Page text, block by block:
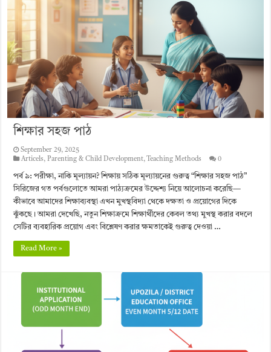
শিক্ষার সহজ পাঠ
September 29, 2025
Articels,Parenting & Child Development, Teaching Methods 0
পর্ব ৯: পরীক্ষা, নাকি মূল্যায়ন? শিক্ষায় সঠিক মূল্যায়নের গুরুত্ব “শিক্ষার সহজ পাঠ”
সিরিজের গত পর্বগুলোতে আমরা পাঠ্যক্রমের উদ্দেশ্য নিয়ে আলোচনা করেছি—
কীভাবে আমাদের শিক্ষাব্যবস্থা এখন মুখস্থবিদ্যা থেকে দক্ষতা ও প্রয়োগের দিকে
ঝুঁকছে। আমরা দেখেছি, নতুন শিক্ষাক্রমে শিক্ষার্থীদের কেবল তথ্য মুখস্থ করার বদলে
সেটির ব্যবহারিক প্রয়োগ এবং বিশ্লেষণ করার ক্ষমতাকেই গুরুত্ব দেওয়া …
Read More »